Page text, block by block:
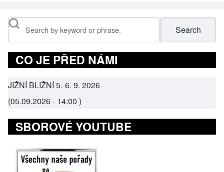
Search
CO JE PŘED NÁMI
JIŽNÍ BLIŽNÍ 5.-6. 9. 2026
(05.09.2026 - 14:00 )
SBOROVÉ YOUTUBE